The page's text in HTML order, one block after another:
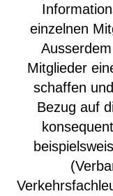
einzelnen
Mitglieder
schaffen
Bezug auf